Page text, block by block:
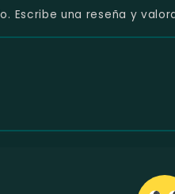
Escribe una reseña y